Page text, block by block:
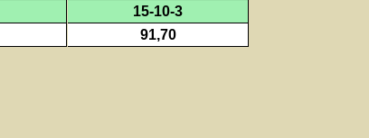
15-10-3
91,70